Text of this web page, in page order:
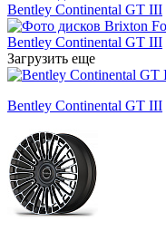
Загрузить еще
Bentley Continental GT III